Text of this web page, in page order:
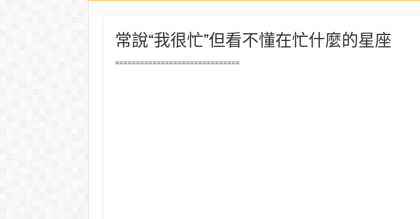
常說“我很忙”但看不懂在忙什麼的星座
==============================